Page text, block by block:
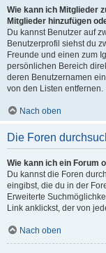
Wie kann ich Mitglieder
Mitglieder hinzufügen
Du kannst Benutzer auf
Benutzerprofil siehst du
Freunde und einen zum
persönlichen Bereich
deren Benutzernamen
von den Listen entfernen.
Nach oben
Die Foren
Wie kann ich ein Forum
Du kannst die Foren
eingibst, die du in der
Erweiterte
Link anklickst, der von
Nach oben